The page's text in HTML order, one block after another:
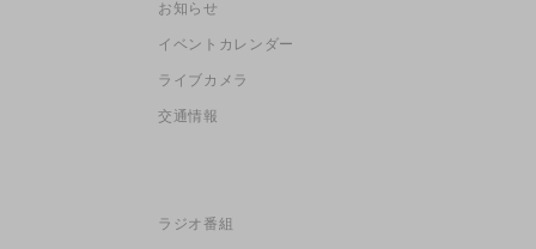
お知らせ
イベントカレンダー
ライブカメラ
交通情報
ラジオ番組